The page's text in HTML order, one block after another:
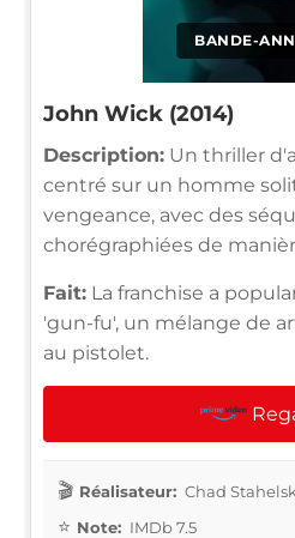
BANDE-
John Wick (2014)
Description: Un thriller
centré sur un homme
vengeance, avec des
chorégraphiées de
Fait: La franchise a
'gun-fu', un mélange de
au pistolet.
Réalisateur: Chad
Note: IMDb 7.5